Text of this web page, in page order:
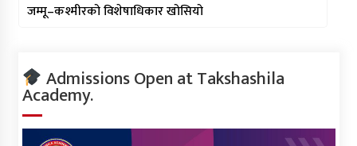
जम्मू–कश्मीरको विशेषाधिकार खोसियो
Admissions Open at Takshashila
Academy.